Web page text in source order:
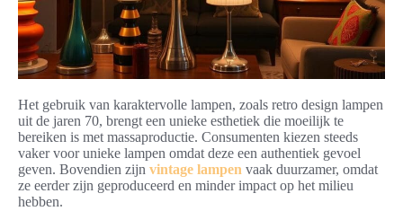
Het gebruik van karaktervolle lampen, zoals retro design lampen
uit de jaren 70, brengt een unieke esthetiek die moeilijk te
bereiken is met massaproductie. Consumenten kiezen steeds
vaker voor unieke lampen omdat deze een authentiek gevoel
geven. Bovendien zijn vintage lampen vaak duurzamer, omdat
ze eerder zijn geproduceerd en minder impact op het milieu
hebben.